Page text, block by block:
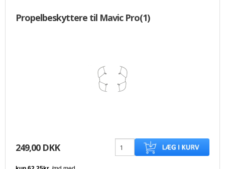
Propelbeskyttere til Mavic Pro(1)
249,00 DKK